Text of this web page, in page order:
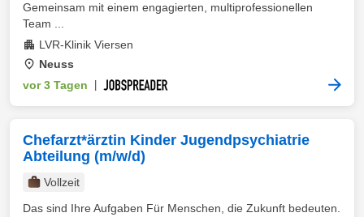
Gemeinsam mit einem engagierten, multiprofessionellen
Team ...
LVR-Klinik Viersen
Neuss
vor 3 Tagen
Chefarzt*ärztin Kinder Jugendpsychiatrie
Abteilung (m/w/d)
Vollzeit
Das sind Ihre Aufgaben Für Menschen, die Zukunft bedeuten.